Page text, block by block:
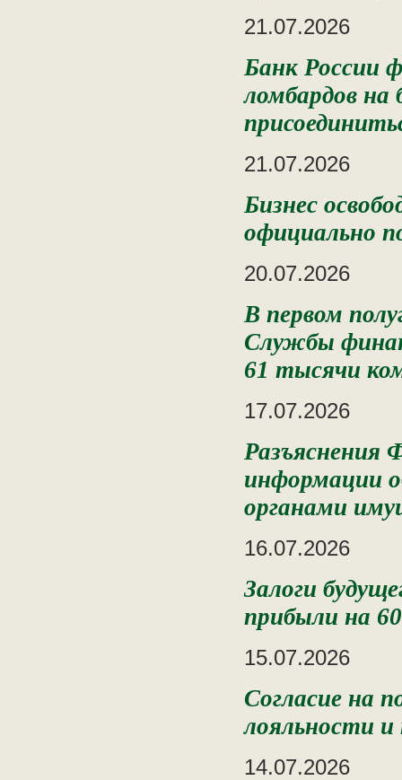
21.07.2026
Банк России
ломбардов
21.07.2026
Бизнес
официально
20.07.2026
В первом
Службы
61 тысячи
17.07.2026
информации
органами
16.07.2026
Залоги
прибыли на
15.07.2026
Согласие на
лояльности
14.07.2026